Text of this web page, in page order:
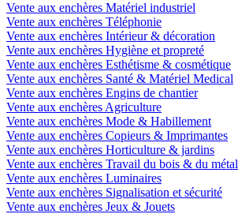
Vente aux enchères Matériel industriel
Vente aux enchères Téléphonie
Vente aux enchères Intérieur & décoration
Vente aux enchères Hygiène et propreté
Vente aux enchères Esthétisme & cosmétique
Vente aux enchères Santé & Matériel Medical
Vente aux enchères Engins de chantier
Vente aux enchères Agriculture
Vente aux enchères Mode & Habillement
Vente aux enchères Copieurs & Imprimantes
Vente aux enchères Horticulture & jardins
Vente aux enchères Travail du bois & du métal
Vente aux enchères Luminaires
Vente aux enchères Signalisation et sécurité
Vente aux enchères Jeux & Jouets